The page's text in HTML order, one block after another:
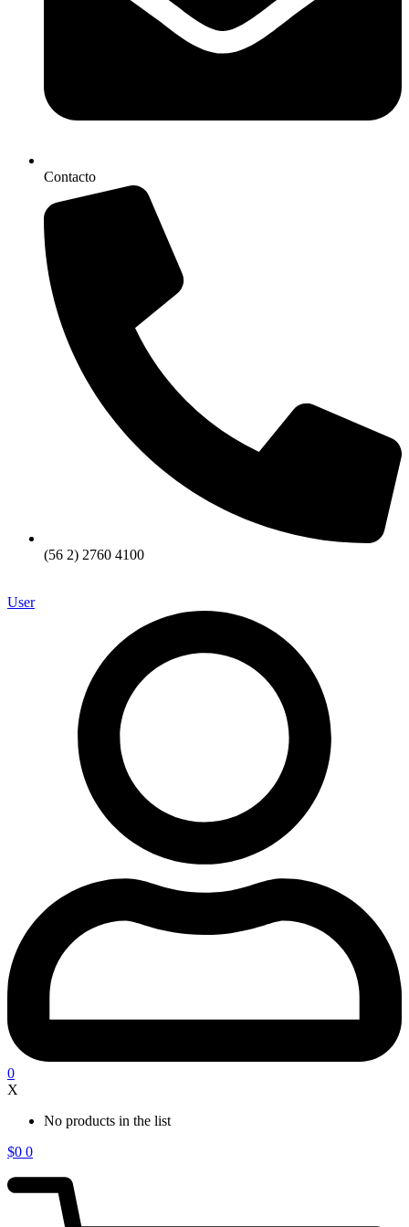
Contacto
(56 2) 2760 4100
User
0
X
No products in the list
$0 0